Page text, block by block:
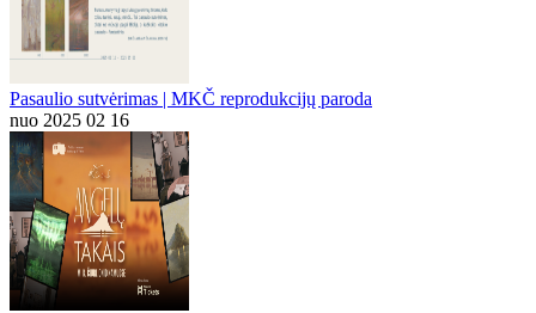
Pasaulio sutvėrimas | MKČ reprodukcijų paroda
nuo 2025 02 16